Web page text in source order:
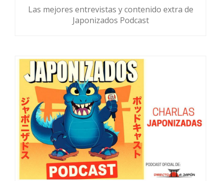
Las mejores entrevistas y contenido extra de
Japonizados Podcast